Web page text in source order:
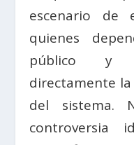
escenario de
quienes
público y
directamente
del sistema.
controversia